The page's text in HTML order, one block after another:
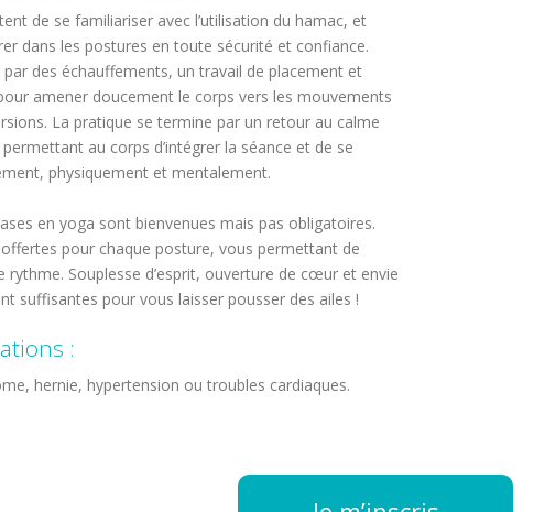
de se familiariser avec l’utilisation du hamac, et
dans les postures en toute sécurité et confiance.
par des échauffements, un travail de placement et
amener doucement le corps vers les mouvements
La pratique se termine par un retour au calme
au corps d’intégrer la séance et de se
physiquement et mentalement.
en yoga sont bienvenues mais pas obligatoires.
pour chaque posture, vous permettant de
rythme. Souplesse d’esprit, ouverture de cœur et envie
suffisantes pour vous laisser pousser des ailes !
:
hernie, hypertension ou troubles cardiaques.